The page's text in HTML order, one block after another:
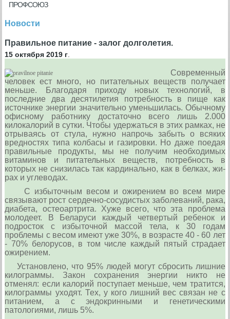
ПРОФСОЮЗ
Новости
Правильное питание - залог долголетия.
15 октября 2019 г.
Современ­ный
человек ест много, но пита­тельных веществ получает
мень­ше. Благодаря приходу новых технологий, в
последние два десятилетия потребность в пище как
источнике энергии значительно уменьшилась. Обычному
офис­ному работнику достаточно все­го лишь 2.000
килокалорий в сут­ки. Чтобы удержаться в этих рам­ках, не
отрываясь от стула, нужно напрочь забыть о всяких
вредно­стях типа колбасы и газировки. Но даже поедая
правильные продук­ты, мы не получим необходимых
витаминов и питательных веществ, потреб­ность в
которых не снизилась так кардинально, как в белках, жи­
рах и углеводах.
С избыточным весом и ожи­рением во всем мире
связывают рост сердечно-сосудистых забо­леваний, рака,
диабета, остеоар­трита. Хуже всего, что эта пробле­ма
молодеет. В Беларуси каждый четвертый ребенок и
подросток с избыточной массой тела, к 30 го­дам
проблемы с весом имеют уже 30%, в возрасте 40 - 60 лет
- 70% белорусов, в том числе каждый пятый страдает
ожирением.
Установлено, что 95% людей могут сбросить лишние
кило­граммы. Закон сохранения энергии никто не
отменял: если калорий поступает меньше, чем тратится,
килограммы уходят. Тех, у кого лишний вес связан не с
питанием, а с эндокринными и генетическими
патологиями, лишь 5%.